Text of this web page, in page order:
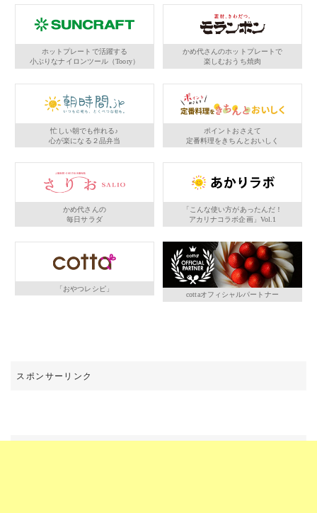
ホットプレートで活躍する
小ぶりなナイロンツール（Toory）
かめ代さんのホットプレートで
楽しむおうち焼肉
忙しい朝でも作れる♪
心が楽になる２品弁当
ポイントおさえて
定番料理をきちんとおいしく
かめ代さんの
毎日サラダ
「こんな使い方があったんだ！
アカリナコラボ企画」Vol.1
「おやつレシピ」
cottaオフィシャルパートナー